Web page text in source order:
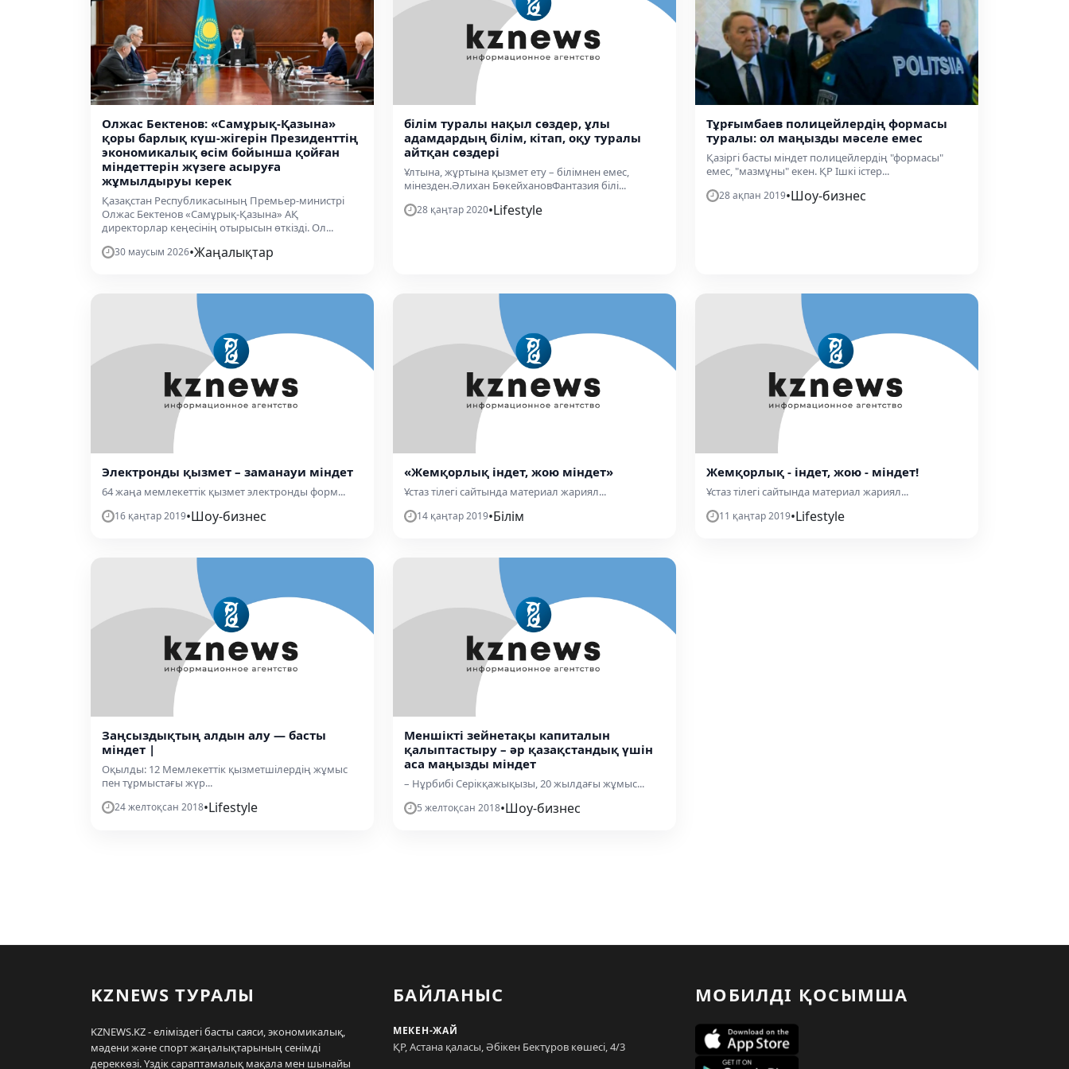
Олжас Бектенов: «Самұрық-Қазына»
қоры барлық күш-жігерін Президенттің
экономикалық өсім бойынша қойған
міндеттерін жүзеге асыруға
жұмылдыруы керек
Қазақстан Республикасының Премьер-министрі
Олжас Бектенов «Самұрық-Қазына» АҚ
директорлар кеңесінің отырысын өткізді. Ол...
30 маусым 2026•Жаңалықтар
білім туралы нақыл сөздер, ұлы
адамдардың білім, кітап, оқу туралы
айтқан сөздері
Ұлтына, жұртына қызмет ету – білімнен емес,
мінезден.Әлихан БөкейхановФантазия білі...
28 қаңтар 2020•Lifestyle
Тұрғымбаев полицейлердің формасы
туралы: ол маңызды мәселе емес
Қазіргі басты міндет полицейлердің "формасы"
емес, "мазмұны" екен. ҚР Ішкі істер...
28 ақпан 2019•Шоу-бизнес
Электронды қызмет – заманауи міндет
64 жаңа мемлекеттік қызмет электронды форм...
16 қаңтар 2019•Шоу-бизнес
«Жемқорлық індет, жою міндет»
Ұстаз тілегі сайтында материал жариял...
14 қаңтар 2019•Білім
Жемқорлық - індет, жою - міндет!
Ұстаз тілегі сайтында материал жариял...
11 қаңтар 2019•Lifestyle
Заңсыздықтың алдын алу — басты
міндет |
Оқылды: 12 Мемлекеттік қызметшілердің жұмыс
пен тұрмыстағы жүр...
24 желтоқсан 2018•Lifestyle
Меншікті зейнетақы капиталын
қалыптастыру – әр қазақстандық үшін
аса маңызды міндет
– Нұрбибі Серікқажықызы, 20 жылдағы жұмыс...
5 желтоқсан 2018•Шоу-бизнес
KZNEWS ТУРАЛЫ
KZNEWS.KZ - еліміздегі басты саяси, экономикалық,
мәдени және спорт жаңалықтарының сенімді
дереккөзі. Үздік сараптамалық мақала мен шынайы
БАЙЛАНЫС
МЕКЕН-ЖАЙ
ҚР, Астана қаласы, Әбікен Бектұров көшесі, 4/3
МОБИЛДІ ҚОСЫМША